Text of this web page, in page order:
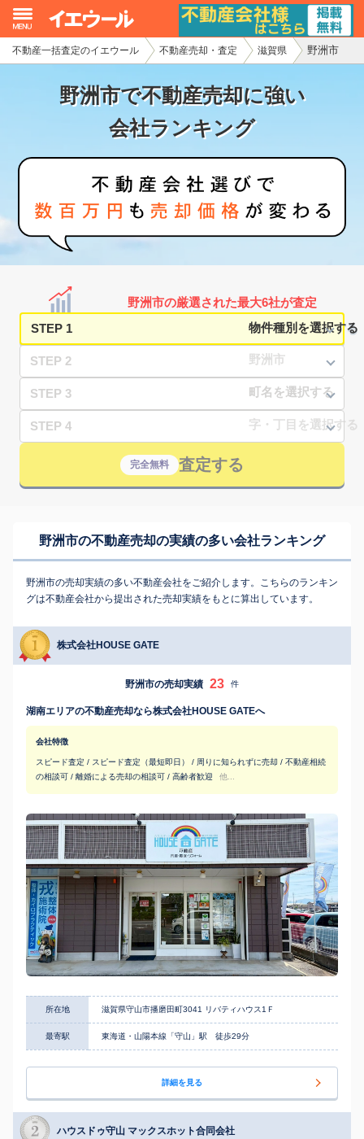
不動産一括査定のイエウール 不動産売却・査定 滋賀県 野洲市
野洲市で不動産売却に強い
会社ランキング
野洲市の厳選された最大6社が査定
STEP 1
STEP 2
STEP 3
STEP 4
完全無料 査定する
野洲市の不動産売却の実績の多い会社ランキング
野洲市の売却実績の多い不動産会社をご紹介します。こちらのランキン
グは不動産会社から提出された売却実績をもとに算出しています。
株式会社HOUSE GATE
野洲市の売却実績 23 件
湖南エリアの不動産売却なら株式会社HOUSE GATEへ
会社特徴
スピード査定 / スピード査定（最短即日） / 周りに知られずに売却 / 不動産相続
の相談可 / 離婚による売却の相談可 / 高齢者歓迎
他...
所在地 滋賀県守山市播磨田町3041 リバティハウス1Ｆ
最寄駅 東海道・山陽本線「守山」駅 徒歩29分
詳細を見る
ハウスドゥ守山 マックスホット合同会社
イエウール加盟希望の不動産会社様
初めての方へ
不動産の売却・一括査定
家査定シミュレーター
お問い合わせ